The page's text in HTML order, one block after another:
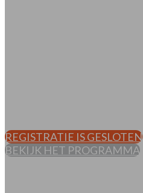
REGISTRATIE IS GESLOTEN
BEKIJK HET PROGRAMMA